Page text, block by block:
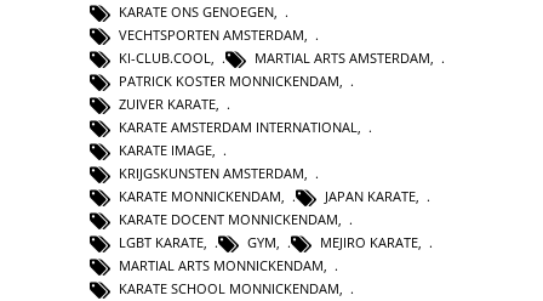
KARATE ONS GENOEGEN
VECHTSPORTEN AMSTERDAM
KI-CLUB.COOL
MARTIAL ARTS AMSTERDAM
PATRICK KOSTER MONNICKENDAM
ZUIVER KARATE
KARATE AMSTERDAM INTERNATIONAL
KARATE IMAGE
KRIJGSKUNSTEN AMSTERDAM,
KARATE MONNICKENDAM, JAPAN KARATE,
KARATE DOCENT MONNICKENDAM,
LGBT KARATE, GYM, MEJIRO KARATE,
MARTIAL ARTS MONNICKENDAM,
KARATE SCHOOL MONNICKENDAM,